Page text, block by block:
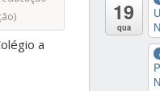
a
19
qua